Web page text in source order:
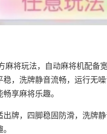
麻将玩法，自动麻将机配备
，洗牌静音流畅，运行无
享麻将乐趣。
牌，四脚稳固防滑，洗牌